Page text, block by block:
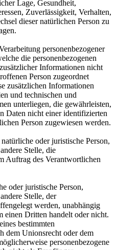
Lage, Gesundheit,
Zuverlässigkeit, Verhalten,
dieser natürlichen Person zu
personenbezogener
die personenbezogenen
Informationen nicht
Person zugeordnet
zusätzlichen Informationen
und technischen und
unterliegen, die gewährleisten,
Daten nicht einer identifizierten
Person zugewiesen werden.
oder juristische Person,
Stelle, die
Auftrag des Verantwortlichen
oder juristische Person,
Stelle, der
werden, unabhängig
einen Dritten handelt oder nicht.
bestimmten
dem Unionsrecht oder dem
personenbezogene